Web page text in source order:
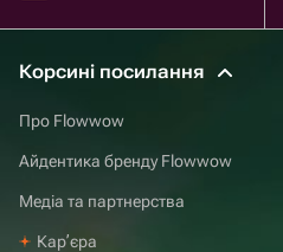
Корсині посилання
Про Flowwow
Айдентика бренду Flowwow
Медіа та партнерства
Карʼєра